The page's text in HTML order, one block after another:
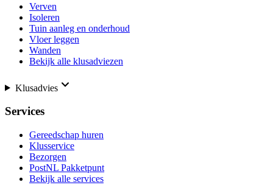
Verven
Isoleren
Tuin aanleg en onderhoud
Vloer leggen
Wanden
Bekijk alle klusadviezen
Klusadvies
Services
Gereedschap huren
Klusservice
Bezorgen
PostNL Pakketpunt
Bekijk alle services